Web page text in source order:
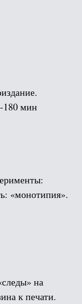
180 мин
«монотипия».
на
к печати.